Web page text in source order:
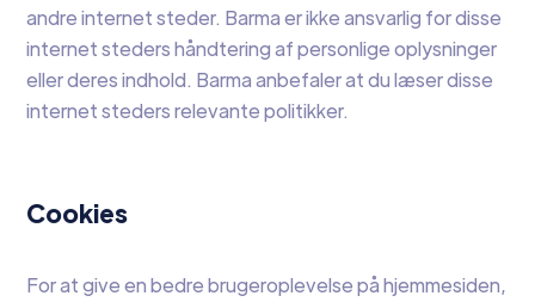
andre internet steder. Barma er ikke ansvarlig for disse
internet steders håndtering af personlige oplysninger
eller deres indhold. Barma anbefaler at du læser disse
internet steders relevante politikker.
Cookies
For at give en bedre brugeroplevelse på hjemmesiden,